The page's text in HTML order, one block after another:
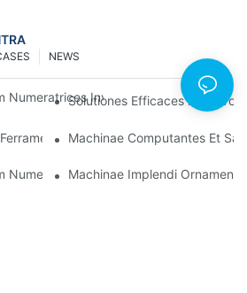
NEWS
Numeratrices Involucrantes Ad Eventus
Solutiones Efficaces Pro
Optimae Ad Qualitatem
Machinae Computantes Et
Numerantes Impletoriae: Instrumentum
Machinae Implendi